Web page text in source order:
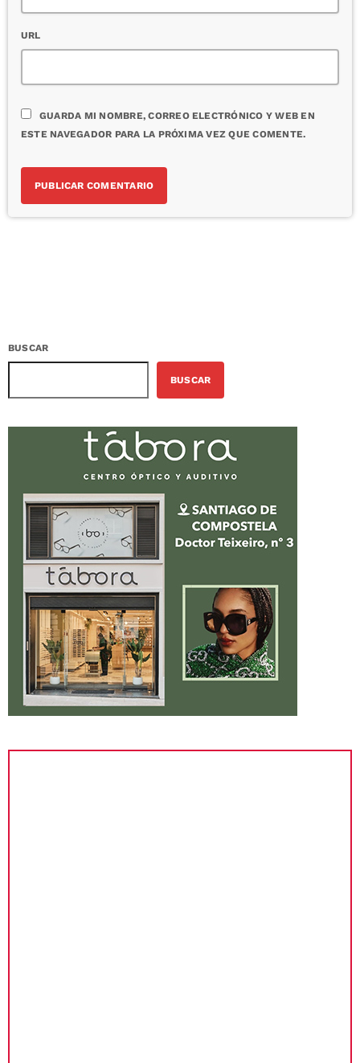
URL
GUARDA MI NOMBRE, CORREO ELECTRÓNICO Y WEB EN
ESTE NAVEGADOR PARA LA PRÓXIMA VEZ QUE COMENTE.
BUSCAR
BUSCAR